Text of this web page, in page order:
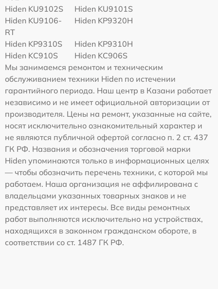
Hiden KU9102S
Hiden KU9101S
Hiden KU9106-
RT
Hiden KP9320H
Hiden KP9310S
Hiden KP9310H
Hiden KC910S
Hiden KC906S
Мы занимаемся ремонтом и техническим
обслуживанием техники Hiden по истечении
гарантийного периода. Наш центр в Казани работает
независимо и не имеет официальной авторизации от
производителя. Цены на ремонт, указанные на сайте,
носят исключительно ознакомительный характер и
не являются публичной офертой согласно п. 2 ст. 437
ГК РФ. Названия и обозначения торговой марки
Hiden упоминаются только в информационных целях
— чтобы обозначить перечень техники, с которой мы
работаем. Наша организация не аффилирована с
владельцами указанных товарных знаков и не
представляет их интересы. Все виды ремонтных
работ выполняются исключительно на устройствах,
находящихся в законном гражданском обороте, в
соответствии со ст. 1487 ГК РФ.